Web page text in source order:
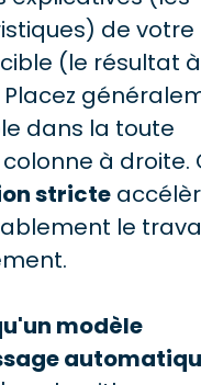
de votre
(le résultat à
dans la toute
à droite.
stricte
le
modèle